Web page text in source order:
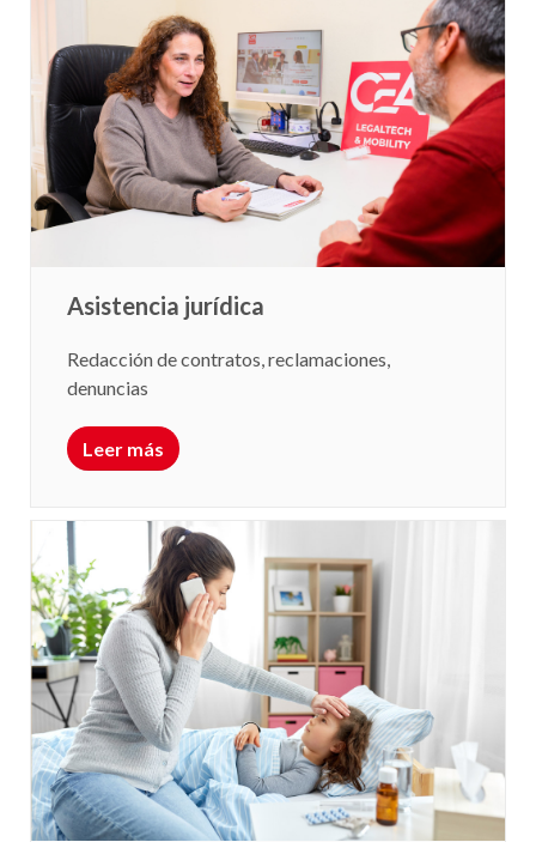
Asistencia jurídica
Redacción de contratos, reclamaciones,
denuncias
Leer más